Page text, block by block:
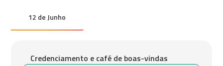
12 de Junho
Credenciamento e café de boas-vindas